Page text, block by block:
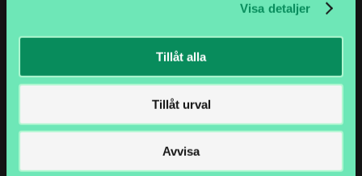
Visa detaljer
Tillåt alla
Tillåt urval
Avvisa
Jungmansgatan 12
Phone: 040-630 72 00
470 Ramona Street,